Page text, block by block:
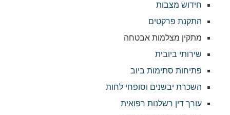
חידוש מצבות
התקנת פרקטים
מתקין מצלמות אבטחה
שירותי ביובית
פתיחות סתימות ביוב
השכרת יבשנים וסופחי לחות
עורך דין רשלנות רפואית